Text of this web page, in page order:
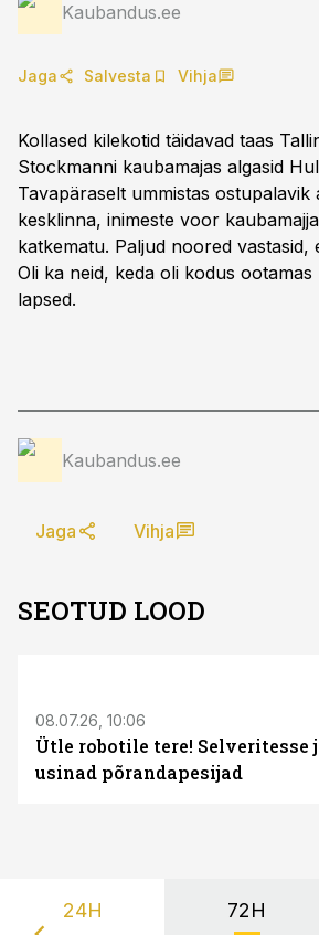
Kaubandus.ee
Jaga Salvesta Vihja
Kollased kilekotid täidavad taas
Stockmanni kaubamajas algasid
Tavapäraselt ummistas ostupalavik
kesklinna, inimeste voor
katkematu. Paljud noored vastasid,
Oli ka neid, keda oli kodus ootamas
lapsed.
Kaubandus.ee
Jaga Vihja
SEOTUD LOOD
08.07.26, 10:06
Ütle robotile tere! Selveritesse
usinad põrandapesijad
24H 72H